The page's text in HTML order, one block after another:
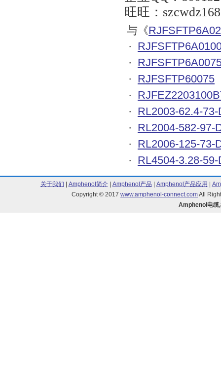
旺旺：
与《
·
·
· RJFSFTP60075
·
· RL2003-62.4-73-
· RL2004-582-97-
· RL2006-125-73-
· RL4504-3.28-59-
关于我们 Amphenol简介| Amphenol产品 Amphenol产品应用
Copyright © 2017 www.amphenol-connect.comAll
Amphenol电缆